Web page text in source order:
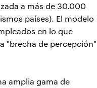
a más de 30.000
países). El modelo
en lo que
"brecha de percepción"
amplia gama de